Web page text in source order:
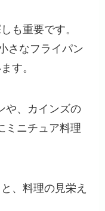
も重要です。
さなフライパン
す。
や、カインズの
ミニチュア料理
、料理の見栄え